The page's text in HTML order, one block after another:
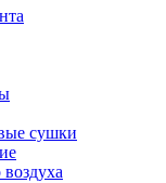
сушки